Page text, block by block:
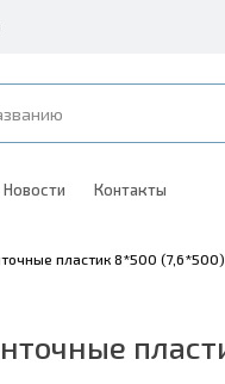
Новости Контакты
пластик 8*500